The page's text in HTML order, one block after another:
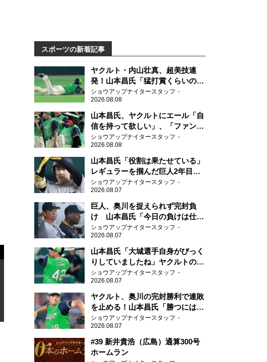
スポーツの新着記事
ヤクルト・内山壮真、超美技連
発！山本昌氏「猛打賞くらいの価
値」
ショウアップナイタースタッフ
2026.08.08
山本昌氏、ヤクルトにエール「自
信を持って欲しい」、「ファンの
方も毎日応援してくれています」
ショウアップナイタースタッフ
2026.08.08
山本昌氏「役割は果たせている」
レギュラーを掴んだ巨人2年目の
新人王候補
ショウアップナイタースタッフ
2026.08.07
巨人、奥川を捉えられず完封負
け 山本昌氏「今日の負けは仕方
がない」
ショウアップナイタースタッフ
2026.08.07
山本昌氏「大城選手自身がびっく
りしていましたね」ヤクルトのフ
ァースト・澤井の判断を評価
ショウアップナイタースタッフ
2026.08.07
ヤクルト、奥川の完封勝利で連敗
を止める！山本昌氏「勝つにはこ
ういう形しかない」
ショウアップナイタースタッフ
2026.08.07
#39 新井貴浩（広島）通算300号
ホームラン